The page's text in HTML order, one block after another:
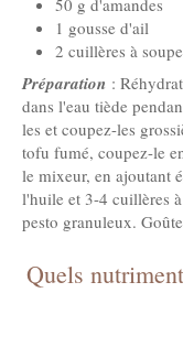
1 gousse d'ail
2 cuillères à
Préparation :
dans l'eau tiède
les et coupez-les
tofu fumé, coupez-le
le mixeur, en ajoutant
l'huile et 3-4 cuillères
pesto granuleux.
Quels